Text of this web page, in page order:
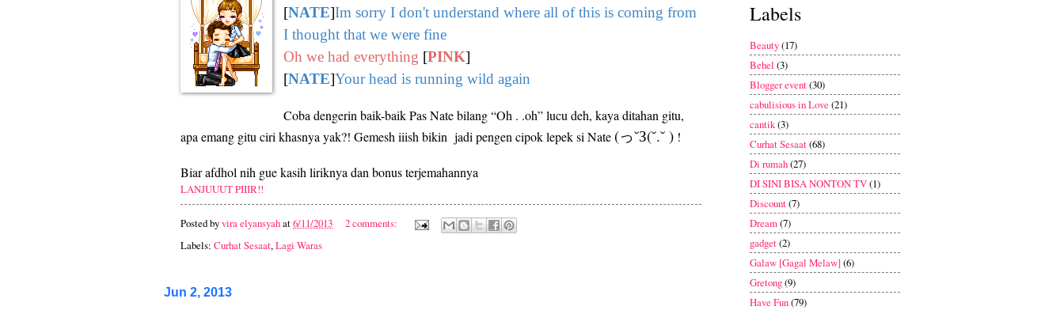
[NATE]Im sorry I don't understand where all of this is coming from
I thought that we were fine
Oh we had everything [PINK]
[NATE]Your head is running wild again
Coba dengerin baik-baik Pas Nate bilang “Oh . .oh” lucu deh, kaya ditahan gitu,
apa emang gitu ciri khasnya yak?! Gemesh iiish bikin jadi pengen cipok lepek si Nate (っ˘З(˘.˘ ) !
Biar afdhol nih gue kasih liriknya dan bonus terjemahannya
LANJUUUT PIIIR!!
Posted byvira elyansyahat6/11/2013
2 comments:
Labels: Curhat Sesaat,Lagi Waras
Jun 2, 2013
Labels
Beauty(17)
Behel (3)
Blogger event(30)
cabulisious in Love (21)
cantik(3)
Curhat Sesaat(68)
Di rumah(27)
DI SINI BISA NONTON TV(1)
Discount(7)
Dream(7)
gadget(2)
Galaw [Gagal Melaw](6)
Gretong(9)
Have Fun(79)